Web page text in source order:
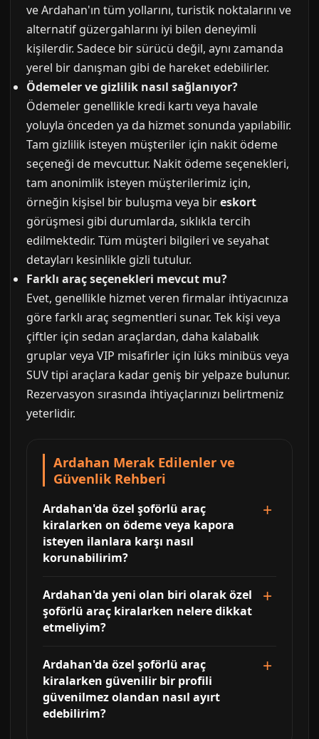
ve Ardahan'ın tüm yollarını, turistik noktalarını ve
alternatif güzergahlarını iyi bilen deneyimli
kişilerdir. Sadece bir sürücü değil, aynı zamanda
yerel bir danışman gibi de hareket edebilirler.
Ödemeler ve gizlilik nasıl sağlanıyor?
Ödemeler genellikle kredi kartı veya havale
yoluyla önceden ya da hizmet sonunda yapılabilir.
Tam gizlilik isteyen müşteriler için nakit ödeme
seçeneği de mevcuttur. Nakit ödeme seçenekleri,
tam anonimlik isteyen müşterilerimiz için,
örneğin kişisel bir buluşma veya bireskort
görüşmesi gibi durumlarda, sıklıkla tercih
edilmektedir. Tüm müşteri bilgileri ve seyahat
detayları kesinlikle gizli tutulur.
Farklı araç seçenekleri mevcut mu?
Evet, genellikle hizmet veren firmalar ihtiyacınıza
göre farklı araç segmentleri sunar. Tek kişi veya
çiftler için sedan araçlardan, daha kalabalık
gruplar veya VIP misafirler için lüks minibüs veya
SUV tipi araçlara kadar geniş bir yelpaze bulunur.
Rezervasyon sırasında ihtiyaçlarınızı belirtmeniz
yeterlidir.
Ardahan Merak Edilenler ve
Güvenlik Rehberi
Ardahan'da özel şoförlü araç
kiralarken on ödeme veya kapora
isteyen ilanlara karşı nasıl
korunabilirim?
Ardahan'da yeni olan biri olarak özel
şoförlü araç kiralarken nelere dikkat
etmeliyim?
Ardahan'da özel şoförlü araç
kiralarken güvenilir bir profili
güvenilmez olandan nasıl ayırt
edebilirim?